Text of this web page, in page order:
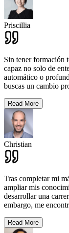
Priscillia
Sin tener formación
capaz no solo de
automático o
buscas un cambio
Read More
Christian
Tras completar mi
ampliar mis
desarrollar una
embargo, me
Read More